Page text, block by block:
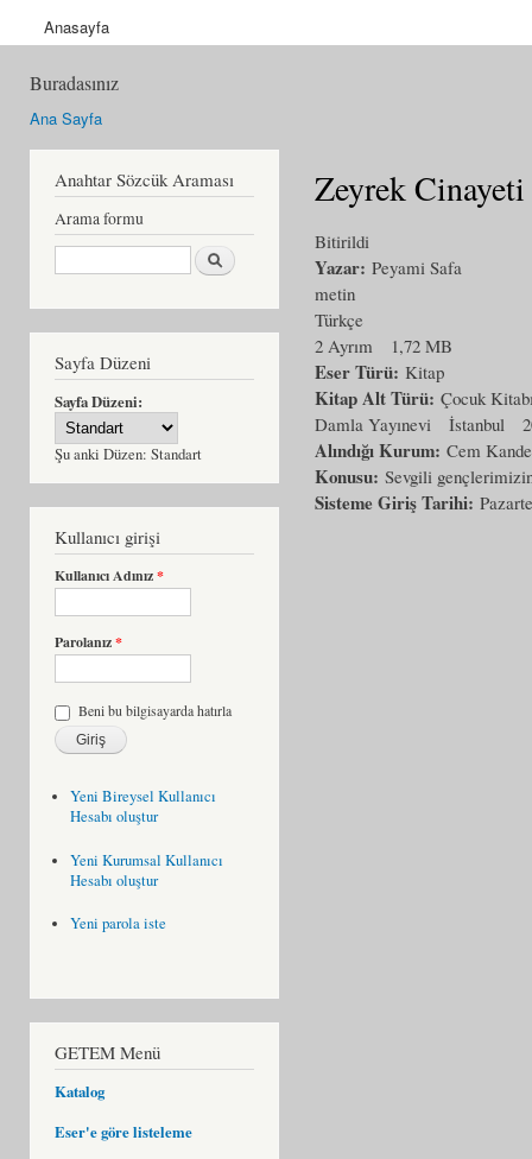
Anasayfa
Buradasınız
Ana Sayfa
Anahtar Sözcük Araması
Arama formu
Ara
Sayfa Düzeni
Sayfa Düzeni:
Şu anki Düzen: Standart
Kullanıcı girişi
Kullanıcı Adınız*
Parolanız*
Beni bu bilgisayarda hatırla
Yeni Bireysel Kullanıcı
Hesabı oluştur
Yeni Kurumsal Kullanıcı
Hesabı oluştur
Yeni parola iste
GETEM Menü
Katalog
Eser'e göre listeleme
Zeyrek
Bitirildi
Yazar: Peyami Safa
metin
Türkçe
2 Ayrım
1,72 MB
Eser Türü: Kitap
Kitap Alt Türü: Çocuk
Damla Yayınevi
İstanbul
Alındığı Kurum: Cem
Konusu: Sevgili
Sisteme Giriş Tarihi: